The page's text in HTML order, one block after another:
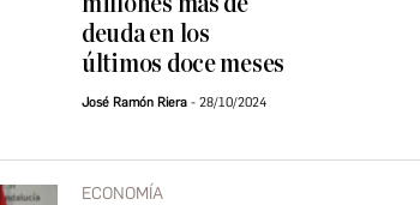
deuda en los
últimos doce meses
José Ramón Riera 28/10/2024
ECONOMÍA